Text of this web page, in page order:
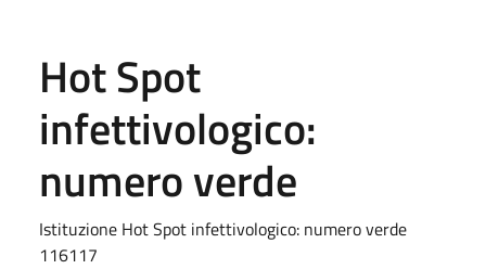
Hot Spot
infettivologico:
numero verde
Istituzione Hot Spot infettivologico: numero verde
116117